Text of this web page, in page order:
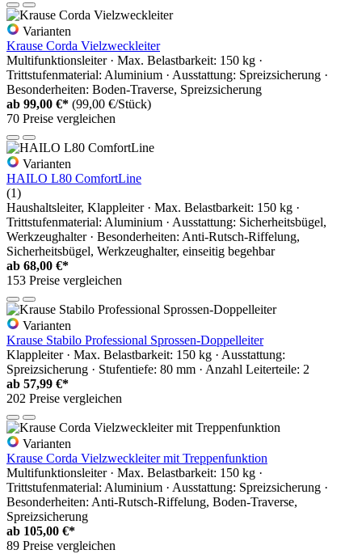
Varianten
Krause Corda Vielzweckleiter
Multifunktionsleiter · Max. Belastbarkeit: 150 kg ·
Trittstufenmaterial: Aluminium · Ausstattung: Spreizsicherung ·
Besonderheiten: Boden-Traverse, Spreizsicherung
ab 99,00 €* (99,00 €/Stück)
70 Preise vergleichen
Varianten
HAILO L80 ComfortLine
(1)
Haushaltsleiter, Klappleiter · Max. Belastbarkeit: 150 kg ·
Trittstufenmaterial: Aluminium · Ausstattung: Sicherheitsbügel,
Werkzeughalter · Besonderheiten: Anti-Rutsch-Riffelung,
Sicherheitsbügel, Werkzeughalter, einseitig begehbar
ab 68,00 €*
153 Preise vergleichen
Varianten
Krause Stabilo Professional Sprossen-Doppelleiter
Klappleiter · Max. Belastbarkeit: 150 kg · Ausstattung:
Spreizsicherung · Stufentiefe: 80 mm · Anzahl Leiterteile: 2
ab 57,99 €*
202 Preise vergleichen
Varianten
Krause Corda Vielzweckleiter mit Treppenfunktion
Multifunktionsleiter · Max. Belastbarkeit: 150 kg ·
Trittstufenmaterial: Aluminium · Ausstattung: Spreizsicherung ·
Besonderheiten: Anti-Rutsch-Riffelung, Boden-Traverse,
Spreizsicherung
ab 105,00 €*
89 Preise vergleichen